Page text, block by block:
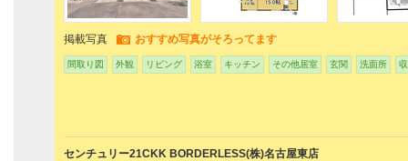
掲載写真 おすすめ写真がそろってます
間取り図 外観 リビング 浴室 キッチン その他居室 玄関 洗面所
センチュリー21CKK BORDERLESS(株)名古屋東店